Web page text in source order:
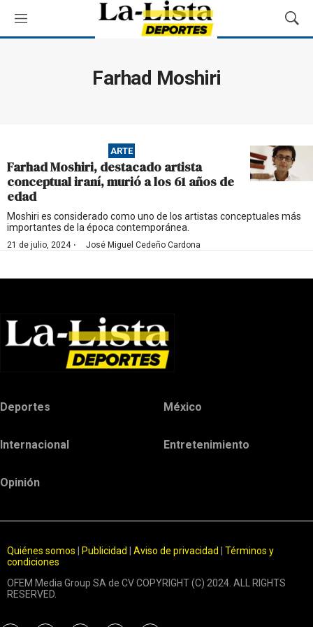
M
e
M
o
ú
s
q
u
d
Farhad Moshiri
ARTE
Farhad Moshiri, destacado artista
conceptual iraní, murió a los 61 años de
edad
Moshiri es considerado como uno de los artistas conceptuales más
importantes de la época contemporánea.
21 de julio, 2024· José Miguel Cedeño Cardona
Deportes México
Internacional Entretenimiento
Opinión
Quiénes somos Publicidad Aviso de privacidad
Términos y
condiciones
OFEM Media Group SA de CV COPYRIGHT (C) 2024. ALL RIGHTS
RESERVED.